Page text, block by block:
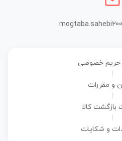
خصوصی
و مقررات
کالا
و شکایات